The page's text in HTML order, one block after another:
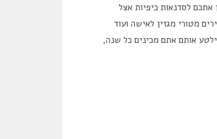
לסדנאות כיפיות אצל
מטורי מגזין לאישה ועוד
אותם אתם מכינים כל שנה,